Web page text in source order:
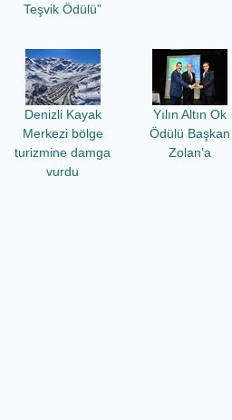
Teşvik Ödülü”
Denizli Kayak
Merkezi bölge
turizmine damga
vurdu
Yılın Altın Ok
Ödülü Başkan
Zolan’a